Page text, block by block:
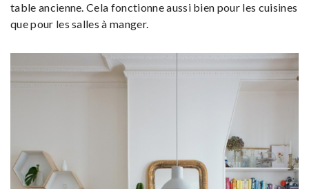
table ancienne. Cela fonctionne aussi bien pour les cuisines
que pour les salles à manger.